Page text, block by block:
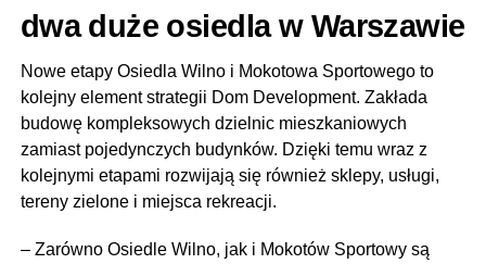
dwa duże osiedla w Warszawie
Nowe etapy Osiedla Wilno i Mokotowa Sportowego to
kolejny element strategii Dom Development. Zakłada
budowę kompleksowych dzielnic mieszkaniowych
zamiast pojedynczych budynków. Dzięki temu wraz z
kolejnymi etapami rozwijają się również sklepy, usługi,
tereny zielone i miejsca rekreacji.
– Zarówno Osiedle Wilno, jak i Mokotów Sportowy są